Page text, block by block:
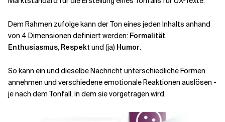
Dem Rahmen zufolge kann der Ton eines jeden Inhalts anhand
von 4 Dimensionen definiert werden: Formalität,
Enthusiasmus, Respekt und (ja) Humor.
So kann ein und dieselbe Nachricht unterschiedliche Formen
annehmen und verschiedene emotionale Reaktionen auslösen -
je nach dem Tonfall, in dem sie vorgetragen wird.